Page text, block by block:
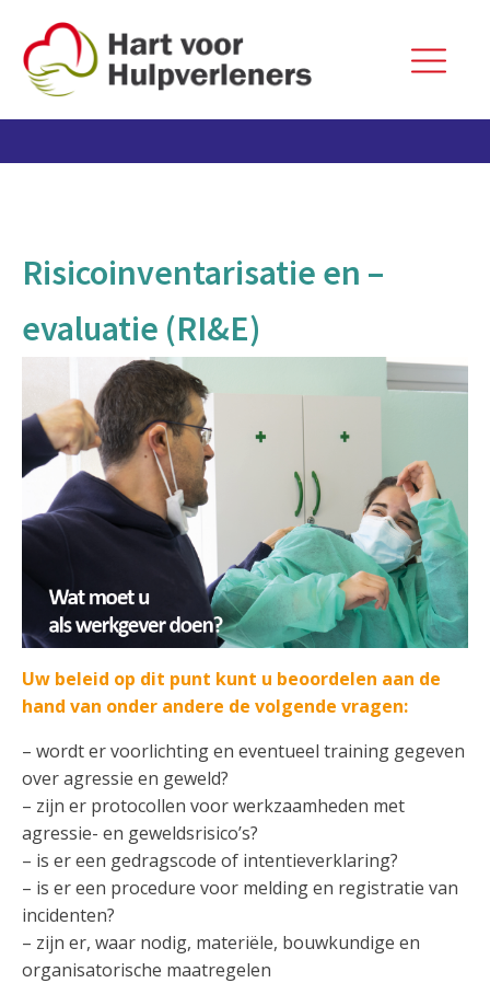
Risicoinventarisatie en –
evaluatie (RI&E)
Uw beleid op dit punt kunt u beoordelen aan de
hand van onder andere de volgende vragen:
– wordt er voorlichting en eventueel training gegeven
over agressie en geweld?
– zijn er protocollen voor werkzaamheden met
agressie- en geweldsrisico’s?
– is er een gedragscode of intentieverklaring?
– is er een procedure voor melding en registratie van
incidenten?
– zijn er, waar nodig, materiële, bouwkundige en
organisatorische maatregelen